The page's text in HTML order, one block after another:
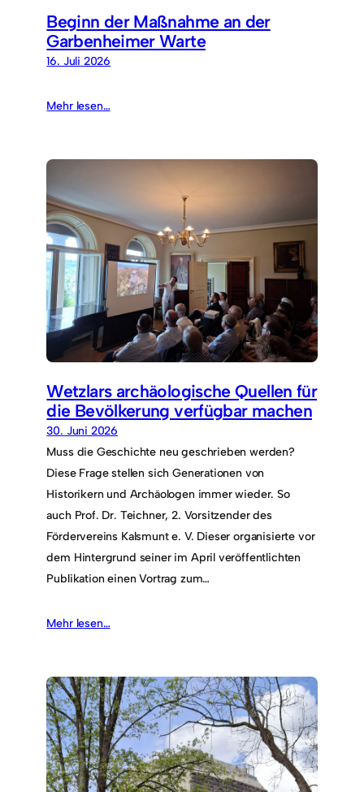
Beginn der Maßnahme an der
Garbenheimer Warte
16. Juli 2026
Mehr lesen…
Wetzlars archäologische Quellen für
die Bevölkerung verfügbar machen
30. Juni 2026
Muss die Geschichte neu geschrieben werden?
Diese Frage stellen sich Generationen von
Historikern und Archäologen immer wieder. So
auch Prof. Dr. Teichner, 2. Vorsitzender des
Fördervereins Kalsmunt e. V. Dieser organisierte vor
dem Hintergrund seiner im April veröffentlichten
Publikation einen Vortrag zum…
Mehr lesen…